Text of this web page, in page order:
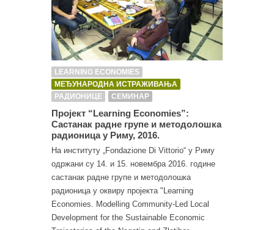
LEARNING ECONOMIES
МЕЂУНАРОДНА ИСТРАЖИВАЊА
РАДИОНИЦЕ
СЕМИНАР
Пројект “Learning Economies”:
Састанак радне групе и методолошка
радионица у Риму, 2016.
На институту „Fondazione Di Vittorio“ у Риму
одржани су 14. и 15. новембра 2016. године
састанак радне групе и методолошка
радионица у оквиру пројекта "Learning
Economies. Modelling Community-Led Local
Development for the Sustainable Economic